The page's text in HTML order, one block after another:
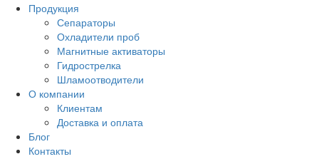
Продукция
Сепараторы
Охладители проб
Магнитные активаторы
Гидрострелка
Шламоотводители
О компании
Клиентам
Доставка и оплата
Блог
Контакты